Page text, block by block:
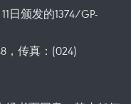
日颁发的1374/GP-
，传真：(024)